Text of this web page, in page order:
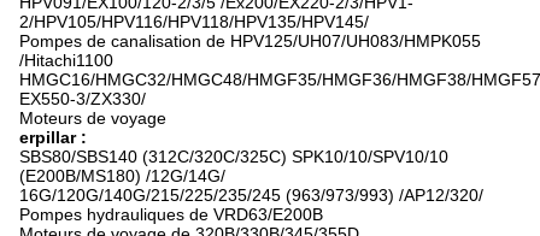
2/HPV105/HPV116/HPV118/HPV135/HPV145/
Pompes de canalisation de HPV125/UH07/UH083/HMPK055
/Hitachi1100
HMGC16/HMGC32/HMGC48/HMGF35/HMGF36/HMGF38/
EX550-3/ZX330/
Moteurs de voyage
erpillar :
SBS80/SBS140 (312C/320C/325C) SPK10/10/SPV10/10
(E200B/MS180) /12G/14G/
16G/120G/140G/215/225/235/245 (963/973/993) /AP12/320/
Pompes hydrauliques de VRD63/E200B